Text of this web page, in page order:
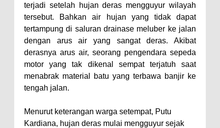
terjadi setelah hujan deras mengguyur wilayah
tersebut. Bahkan air hujan yang tidak dapat
tertampung di saluran drainase meluber ke jalan
dengan arus air yang sangat deras. Akibat
derasnya arus air, seorang pengendara sepeda
motor yang tak dikenal sempat terjatuh saat
menabrak material batu yang terbawa banjir ke
tengah jalan.
Menurut keterangan warga setempat, Putu
Kardiana, hujan deras mulai mengguyur sejak